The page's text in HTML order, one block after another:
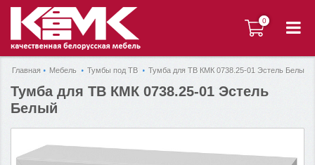
0
0
Главная Мебель Тумбы под ТВ Тумба для ТВ КМК 0738.25-01 Эстель Белый
Тумба для ТВ КМК 0738.25-01 Эстель
Белый